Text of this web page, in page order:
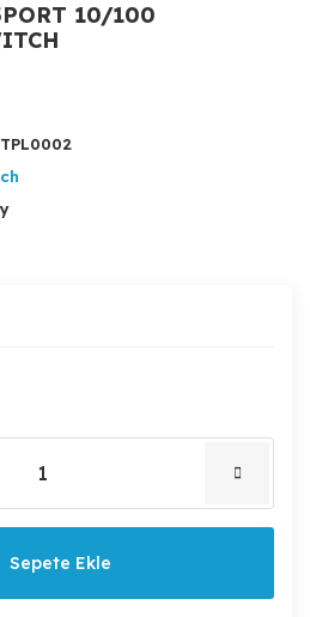
10/100
Sepete Ekle